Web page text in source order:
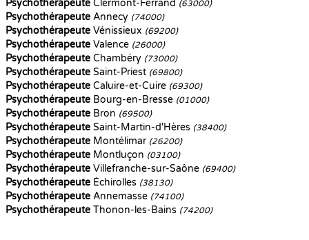
Psychothérapeute Clermont-Ferrand (63000)
Psychothérapeute Annecy (74000)
Psychothérapeute Vénissieux (69200)
Psychothérapeute Valence (26000)
Psychothérapeute Chambéry (73000)
Psychothérapeute Saint-Priest (69800)
Psychothérapeute Caluire-et-Cuire (69300)
Psychothérapeute Bourg-en-Bresse (01000)
Psychothérapeute Bron (69500)
Psychothérapeute Saint-Martin-d'Hères (38400)
Psychothérapeute Montélimar (26200)
Psychothérapeute Montluçon (03100)
Psychothérapeute Villefranche-sur-Saône (69400)
Psychothérapeute Échirolles (38130)
Psychothérapeute Annemasse (74100)
Psychothérapeute Thonon-les-Bains (74200)